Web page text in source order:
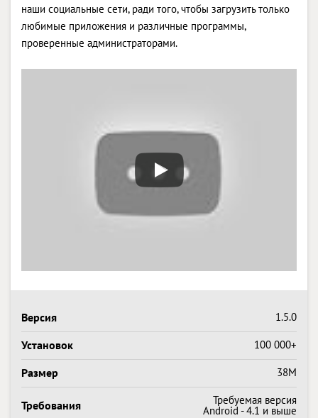
наши социальные сети, ради того, чтобы загрузить только
любимые приложения и различные программы,
проверенные администраторами.
Версия 1.5.0
Установок 100 000+
Размер 38M
Требования Требуемая версия
Android - 4.1 и выше